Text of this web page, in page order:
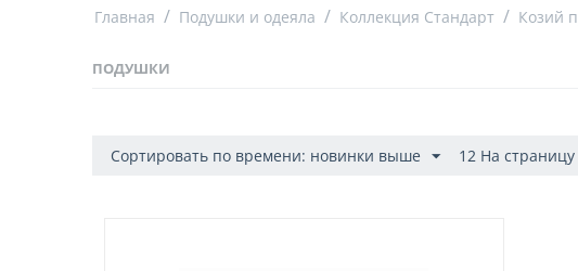
Главная / Подушки и одеяла / Коллекция Стандарт / Козий
ПОДУШКИ
Сортировать по времени: новинки выше 12 На страницу